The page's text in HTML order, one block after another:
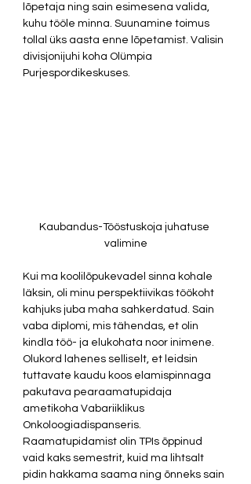
lõpetaja ning sain esimesena valida,
kuhu tööle minna. Suunamine toimus
tollal üks aasta enne lõpetamist. Valisin
divisjonijuhi koha Olümpia
Purjespordikeskuses.
Kaubandus-Tööstuskoja juhatuse
valimine
Kui ma koolilõpukevadel sinna kohale
läksin, oli minu perspektiivikas töökoht
kahjuks juba maha sahkerdatud. Sain
vaba diplomi, mis tähendas, et olin
kindla töö- ja elukohata noor inimene.
Olukord lahenes selliselt, et leidsin
tuttavate kaudu koos elamispinnaga
pakutava pearaamatupidaja
ametikoha Vabariiklikus
Onkoloogiadispanseris.
Raamatupidamist olin TPIs õppinud
vaid kaks semestrit, kuid ma lihtsalt
pidin hakkama saama ning õnneks sain